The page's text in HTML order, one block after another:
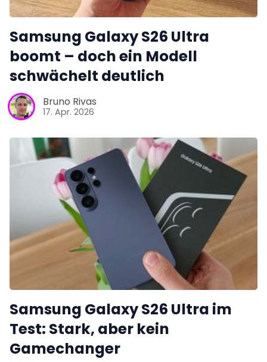
Samsung Galaxy S26 Ultra
boomt – doch ein Modell
schwächelt deutlich
Bruno Rivas
17. Apr. 2026
Samsung Galaxy S26 Ultra im
Test: Stark, aber kein
Gamechanger